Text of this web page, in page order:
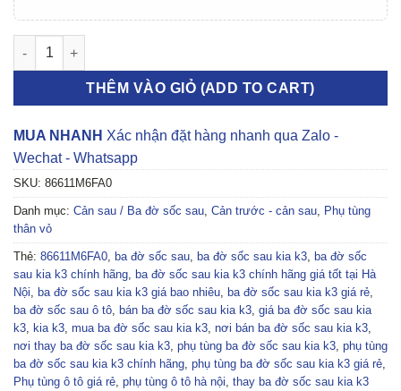
BA ĐỜ SỐC SAU KIA K3 2018-2023 | 86611M6FA0 số lượng
THÊM VÀO GIỎ (ADD TO CART)
MUA NHANH Xác nhận đặt hàng nhanh qua Zalo -
Wechat - Whatsapp
SKU: 86611M6FA0
Danh mục: Cản sau / Ba đờ sốc sau, Cản trước - cản sau, Phụ tùng
thân vỏ
Thẻ: 86611M6FA0, ba đờ sốc sau, ba đờ sốc sau kia k3, ba đờ sốc
sau kia k3 chính hãng, ba đờ sốc sau kia k3 chính hãng giá tốt tại Hà
Nội, ba đờ sốc sau kia k3 giá bao nhiêu, ba đờ sốc sau kia k3 giá rẻ,
ba đờ sốc sau ô tô, bán ba đờ sốc sau kia k3, giá ba đờ sốc sau kia
k3, kia k3, mua ba đờ sốc sau kia k3, nơi bán ba đờ sốc sau kia k3,
nơi thay ba đờ sốc sau kia k3, phụ tùng ba đờ sốc sau kia k3, phụ tùng
ba đờ sốc sau kia k3 chính hãng, phụ tùng ba đờ sốc sau kia k3 giá rẻ,
Phụ tùng ô tô giá rẻ, phụ tùng ô tô hà nội, thay ba đờ sốc sau kia k3